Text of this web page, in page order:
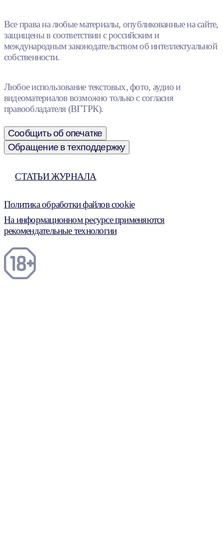
Все права на любые материалы, опубликованные на сайте,
защищены в соответствии с российским и
международным законодательством об интеллектуальной
собственности.
Любое использование текстовых, фото, аудио и
видеоматериалов возможно только с согласия
правообладателя (ВГТРК).
Сообщить об опечатке
Обращение в техподдержку
СТАТЬИ ЖУРНАЛА
Политика обработки файлов cookie
На информационном ресурсе применяются
рекомендательные технологии